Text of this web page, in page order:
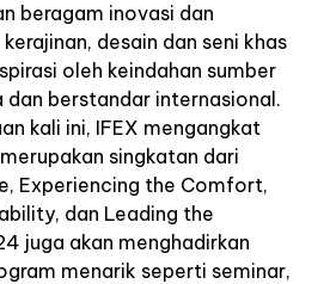
beragam inovasi dan
desain dan seni khas
oleh keindahan sumber
dan berstandar internasional.
kali ini, IFEX mengangkat
merupakan singkatan dari
Experiencing the Comfort,
dan Leading the
juga akan menghadirkan
menarik seperti seminar,